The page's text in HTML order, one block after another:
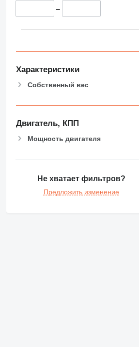
–
Характеристики
Собственный вес
Двигатель, КПП
Мощность двигателя
Не хватает фильтров?
Предложить изменение